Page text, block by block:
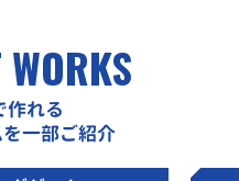
作れる
一部ご紹介